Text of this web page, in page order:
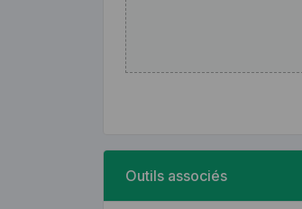
Outils associés